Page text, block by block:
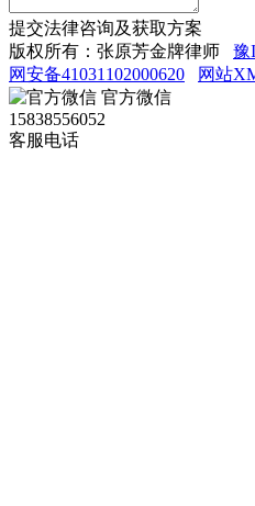
提交法律咨询及获取方案
版权所有：张原芳金牌律师 豫
网安备41031102000620
网站
官方微信
15838556052
客服电话